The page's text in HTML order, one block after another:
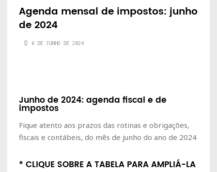
Agenda mensal de impostos: junho
de 2024
6 DE JUNHO DE 2024
Junho de 2024: agenda fiscal e de
impostos
Fique atento aos prazos das rotinas e obrigações,
fiscais e contábeis, do mês de junho do ano de 2024
* CLIQUE SOBRE A TABELA PARA AMPLIÁ-LA